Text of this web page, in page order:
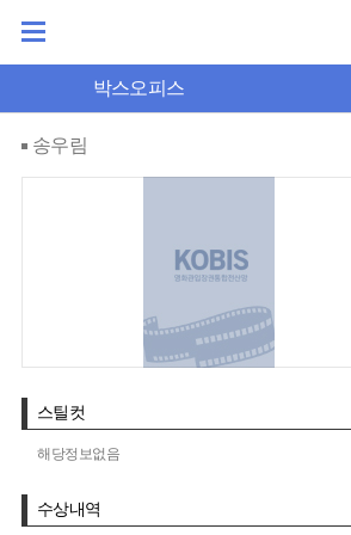
박스오피스
송우림
스틸컷
해당정보없음
수상내역